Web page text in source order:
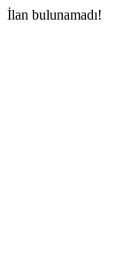
İlan bulunamadı!